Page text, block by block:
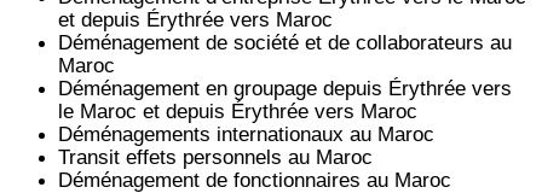
et depuis Érythrée vers Maroc
Déménagement de société et de collaborateurs au
Maroc
Déménagement en groupage depuis Érythrée vers
le Maroc et depuis Érythrée vers Maroc
Déménagements internationaux au Maroc
Transit effets personnels au Maroc
Déménagement de fonctionnaires au Maroc